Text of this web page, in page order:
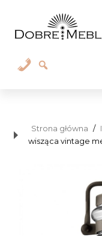
Strona główna /
wisząca vintage